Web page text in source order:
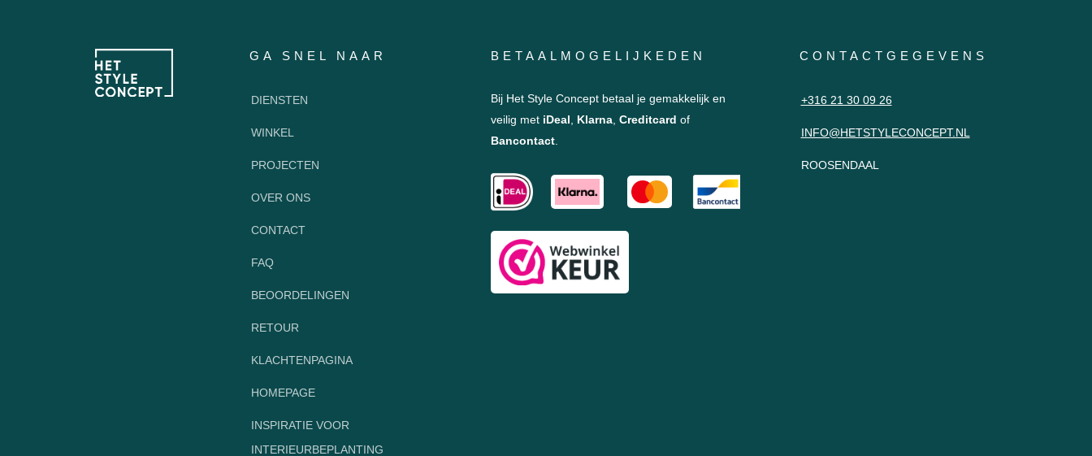
GA SNEL NAAR
DIENSTEN
WINKEL
PROJECTEN
OVER ONS
CONTACT
FAQ
BEOORDELINGEN
RETOUR
KLACHTENPAGINA
HOMEPAGE
INSPIRATIE VOOR
INTERIEURBEPLANTING
BETAALMOGELIJKEDEN
Bij Het Style Concept betaal je gemakkelijk en
veilig met iDeal Klarna, Creditcard of
Bancontact.
CONTACTGEGEVENS
+316 21 30 09 26
INFO@HETSTYLECONCEPT.NL
ROOSENDAAL